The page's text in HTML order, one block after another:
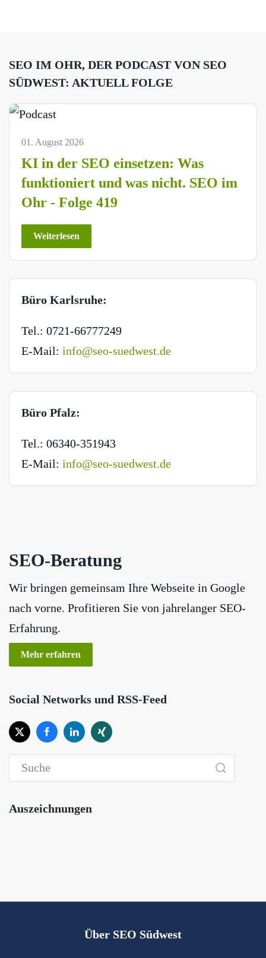
SEO IM OHR, DER PODCAST VON SEO
SÜDWEST: AKTUELL FOLGE
01. August 2026
KI in der SEO einsetzen: Was
funktioniert und was nicht. SEO im
Ohr - Folge 419
Weiterlesen
Büro Karlsruhe:
Tel.: 0721-66777249
E-Mail: info@seo-suedwest.de
Büro Pfalz:
Tel.: 06340-351943
E-Mail: info@seo-suedwest.de
SEO-Beratung
Wir bringen gemeinsam Ihre Webseite in Google
nach vorne. Profitieren Sie von jahrelanger SEO-
Erfahrung.
Mehr erfahren
Social Networks und RSS-Feed
Auszeichnungen
Über SEO Südwest